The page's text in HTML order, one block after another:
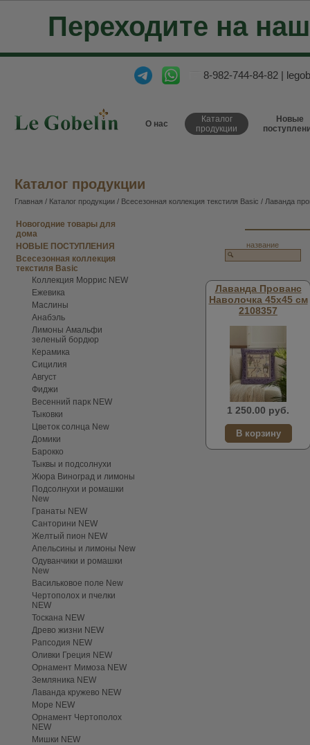
Переходите на
8-982-744-84-82 |
О нас
Каталог
продукции
Новые
Каталог продукции
Главная / Каталог продукции / Всесезонная коллекция текстиля Basic / Лаванда
Новогодние товары для
дома
НОВЫЕ ПОСТУПЛЕНИЯ
Всесезонная коллекция
текстиля Basic
Коллекция Моррис NEW
Ежевика
Маслины
Анабэль
Лимоны Амальфи
зеленый бордюр
Керамика
Сицилия
Август
Фиджи
Весенний парк NEW
Тыковки
Цветок солнца New
Домики
Барокко
Тыквы и подсолнухи
Жюра Виноград и лимоны
Подсолнухи и ромашки
New
Гранаты NEW
Санторини NEW
Желтый пион NEW
Апельсины и лимоны New
Одуванчики и ромашки
New
Васильковое поле New
Чертополох и пчелки
NEW
Тоскана NEW
Древо жизни NEW
Рапсодия NEW
Оливки Греция NEW
Орнамент Мимоза NEW
Земляника NEW
Лаванда кружево NEW
Море NEW
Орнамент Чертополох
NEW
Мишки NEW
название
Лаванда Прованс
Наволочка 45х45 см
2108357
1 250.00 руб.